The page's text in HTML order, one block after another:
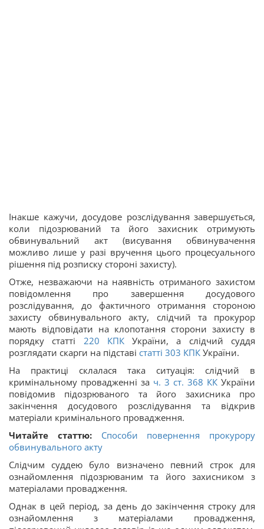
Інакше кажучи, досудове розслідування завершується,
коли підозрюваний та його захисник отримують
обвинувальний акт (висування обвинувачення
можливо лише у разі вручення цього процесуального
рішення під розписку стороні захисту).
Отже, незважаючи на наявність отриманого захистом
повідомлення про завершення досудового
розслідування, до фактичного отримання стороною
захисту обвинувального акту, слідчий та прокурор
мають відповідати на клопотання сторони захисту в
порядку статті 220 КПКУкраїни, а слідчий суддя
розглядати скарги на підставі статті 303 КПК України.
На практиці склалася така ситуація: слідчий в
кримінальному провадженні за ч. 3 ст. 368 КК України
повідомив підозрюваного та його захисника про
закінчення досудового розслідування та відкрив
матеріали кримінального провадження.
Читайте статтю: Способи повернення прокурору
обвинувального акту
Слідчим суддею було визначено певний строк для
ознайомлення підозрюваним та його захисником з
матеріалами провадження.
Однак в цей період, за день до закінчення строку для
ознайомлення з матеріалами провадження,